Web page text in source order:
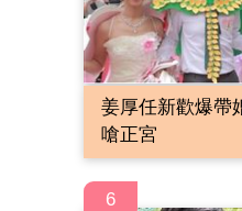
姜厚任新歡爆帶
嗆正宮
6